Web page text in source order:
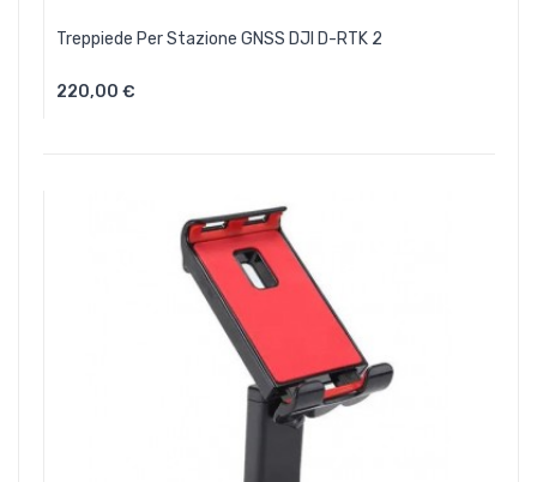
Treppiede Per Stazione GNSS DJI D-RTK 2
220,00 €Aggiungi Al Carrello